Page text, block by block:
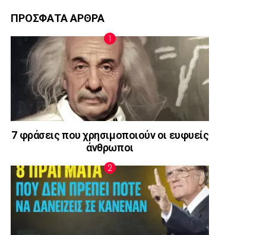
ΠΡΟΣΦΑΤΑ ΑΡΘΡΑ
7 φράσεις που χρησιμοποιούν οι ευφυείς
άνθρωποι